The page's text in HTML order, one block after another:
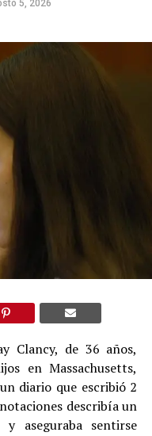
5, 2026
Clancy, de 36 años,
en Massachusetts,
diario que escribió 2
describía un
aseguraba sentirse